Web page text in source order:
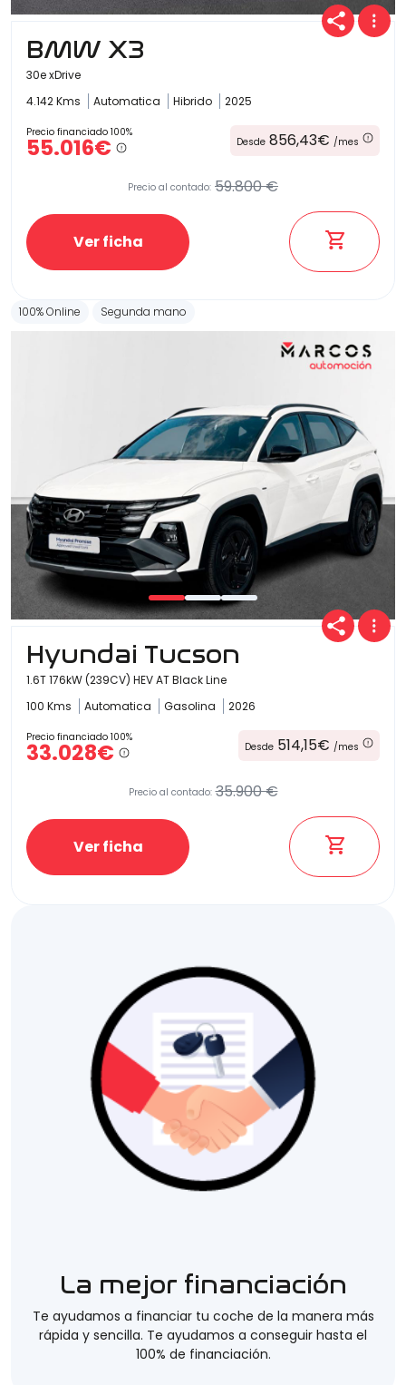
BMW X3
30e xDrive
4.142 Kms
Automatica Hibrido 2025
Precio financiado 100%
55.016€ Desde 856,43€ /mes
Precio al contado: 59.800 €
Ver ficha
100% Online Segunda mano
Hyundai Tucson
1.6T 176kW (239CV) HEV AT Black Line
100 Kms
Automatica Gasolina 2026
Precio financiado 100%
33.028€ Desde 514,15€ /mes
Precio al contado: 35.900 €
Ver ficha
La mejor financiación
Te ayudamos a financiar tu coche de la manera más
rápida y sencilla. Te ayudamos a conseguir hasta el
100% de financiación.